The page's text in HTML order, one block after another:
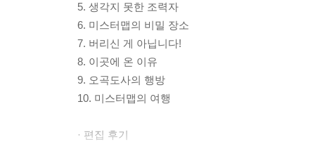
5. 생각지 못한 조력자
6. 미스터맵의 비밀 장소
7. 버리신 게 아닙니다!
8. 이곳에 온 이유
9. 오곡도사의 행방
10. 미스터맵의 여행
· 편집 후기